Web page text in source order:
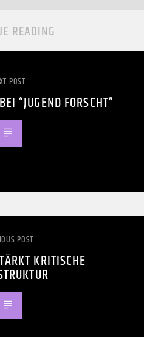
READING
POST
“JUGEND FORSCHT”
POST
KRITISCHE